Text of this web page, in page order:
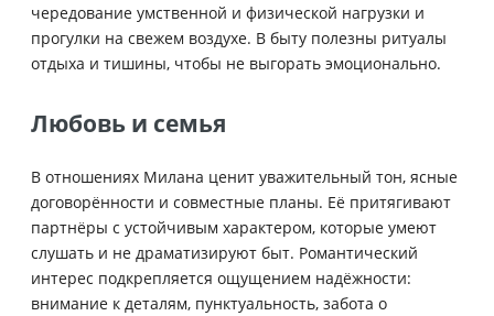
чередование умственной и физической нагрузки и
прогулки на свежем воздухе. В быту полезны ритуалы
отдыха и тишины, чтобы не выгорать эмоционально.
Любовь и семья
В отношениях Милана ценит уважительный тон, ясные
договорённости и совместные планы. Её притягивают
партнёры с устойчивым характером, которые умеют
слушать и не драматизируют быт. Романтический
интерес подкрепляется ощущением надёжности:
внимание к деталям, пунктуальность, забота о